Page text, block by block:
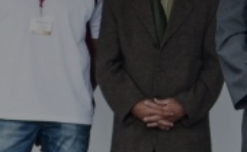
OVEP
Adatbank